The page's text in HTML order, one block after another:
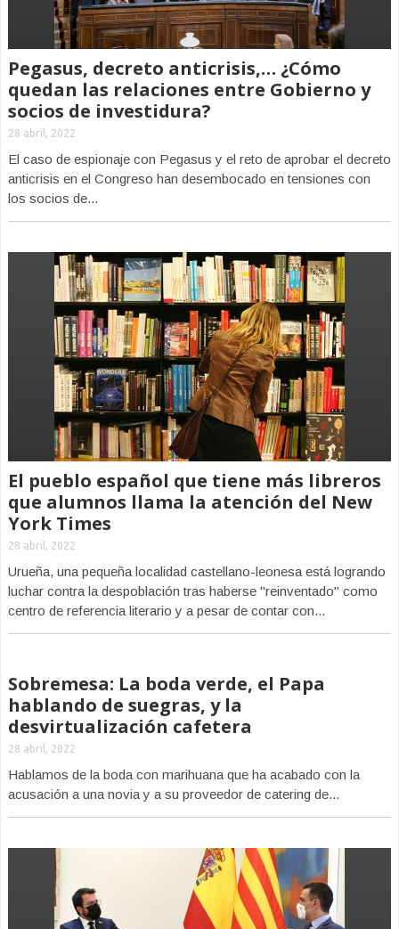
Pegasus, decreto anticrisis,… ¿Cómo
quedan las relaciones entre Gobierno y
socios de investidura?
28 abril, 2022
El caso de espionaje con Pegasus y el reto de aprobar el decreto
anticrisis en el Congreso han desembocado en tensiones con
los socios de...
El pueblo español que tiene más libreros
que alumnos llama la atención del New
York Times
28 abril, 2022
Urueña, una pequeña localidad castellano-leonesa está logrando
luchar contra la despoblación tras haberse "reinventado" como
centro de referencia literario y a pesar de contar con...
Sobremesa: La boda verde, el Papa
hablando de suegras, y la
desvirtualización cafetera
28 abril, 2022
Hablamos de la boda con marihuana que ha acabado con la
acusación a una novia y a su proveedor de catering de...